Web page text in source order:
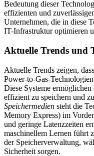
Bedeutung dieser
effizienten und
Unternehmen, die in diese
IT-Infrastruktur optimieren
Aktuelle Trends und
Aktuelle Trends zeigen,
Power-to-Gas-
Diese Systeme ermöglichen
effizient zu speichern und
Speichermedien steht die
Memory Express) im
und geringe Latenzzeiten
maschinellem Lernen führt
der Speicherverwaltung,
Sicherheit sorgen.